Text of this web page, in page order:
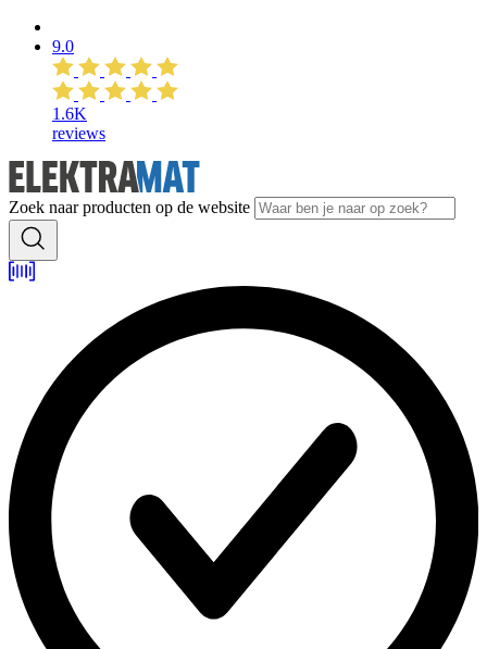
9.0
1.6K
reviews
Zoek naar producten op de website